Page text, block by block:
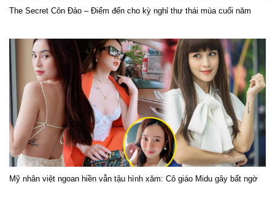
The Secret Côn Đảo – Điểm đến cho kỳ nghỉ thư thái mùa cuối năm
Mỹ nhân việt ngoan hiền vẫn tậu hình xăm: Cô giáo Midu gây bất ngờ